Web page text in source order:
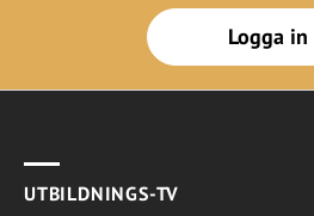
Logga in
UTBILDNINGS-TV